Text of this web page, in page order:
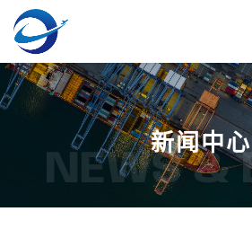
新闻中心
NEWS &